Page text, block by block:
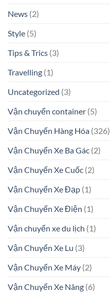
News (2)
Style (5)
Tips & Trics (3)
Travelling (1)
Uncategorized (3)
Vận chuyển container (5)
Vận Chuyển Hàng Hóa (326)
Vận Chuyển Xe Ba Gác (2)
Vận Chuyển Xe Cuốc (2)
Vận Chuyển Xe Đạp (1)
Vận Chuyển Xe Điện (1)
Vận chuyển xe du lịch (1)
Vận Chuyển Xe Lu (3)
Vận Chuyển Xe Máy (2)
Vận Chuyển Xe Nâng (6)